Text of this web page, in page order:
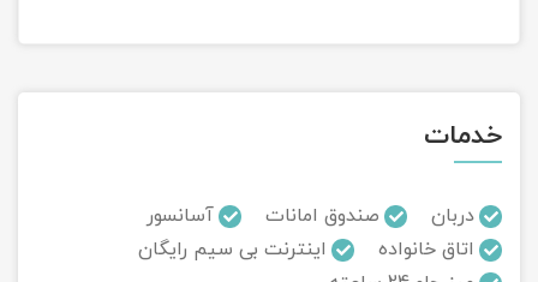
خدمات
دربان صندوق امانات
آسانسور
اتاق خانواده
اینترنت بی سیم رایگان
تور ماسوله
تور مرداب سراوان
تور گلستان